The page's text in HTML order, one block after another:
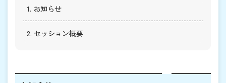
1. お知らせ
2. セッション概要